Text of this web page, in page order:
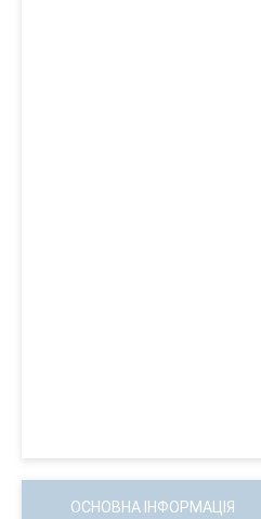
ОСНОВНА ІНФОРМАЦІЯ